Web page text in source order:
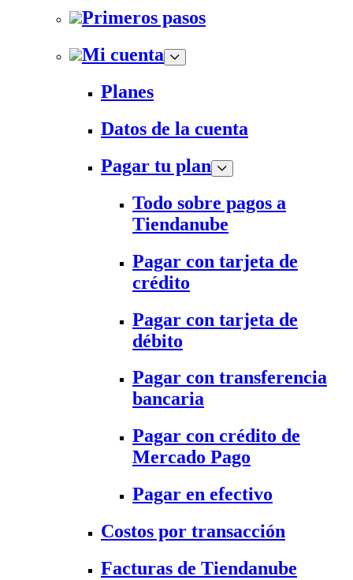
Primeros pasos
Mi cuenta
Planes
Datos de la cuenta
Pagar tu plan
Todo sobre pagos a
Tiendanube
Pagar con tarjeta de
crédito
Pagar con tarjeta de
débito
Pagar con transferencia
bancaria
Pagar con crédito de
Mercado Pago
Pagar en efectivo
Costos por transacción
Facturas de Tiendanube